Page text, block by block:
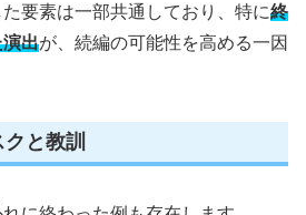
た要素は一部共通しており、特に終
出が、続編の可能性を高める一因
と教訓